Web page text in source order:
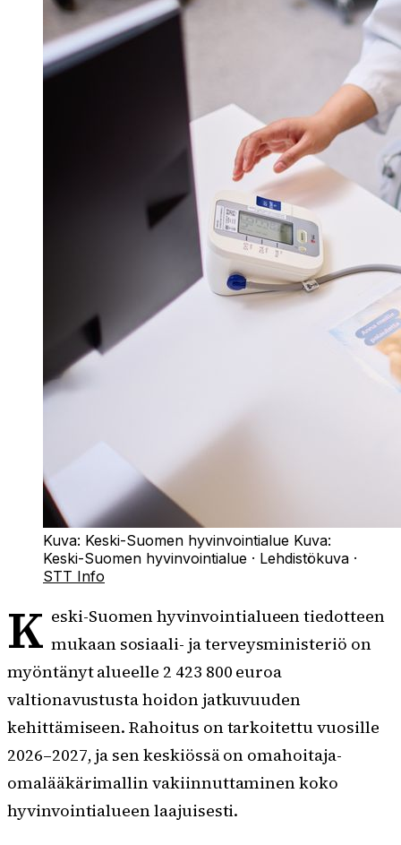
Kuva: Keski-Suomen hyvinvointialue Kuva:
Keski-Suomen hyvinvointialue · Lehdistökuva ·
STT Info
K eski-Suomen hyvinvointialueen tiedotteen
mukaan sosiaali- ja terveysministeriö on
myöntänyt alueelle 2 423 800 euroa
valtionavustusta hoidon jatkuvuuden
kehittämiseen. Rahoitus on tarkoitettu vuosille
2026–2027, ja sen keskiössä on omahoitaja-
omalääkärimallin vakiinnuttaminen koko
hyvinvointialueen laajuisesti.